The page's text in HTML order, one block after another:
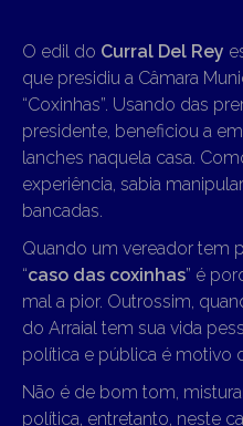
O edil do Curral Del Rey
que presidiu a Câmara
“Coxinhas”. Usando das
presidente, beneficiou a
lanches naquela casa.
experiência, sabia
bancadas.
Quando um vereador tem
“caso das coxinhas” é
mal a pior. Outrossim,
do Arraial tem sua vida
política e pública é motivo
Não é de bom tom,
política, entretanto, neste